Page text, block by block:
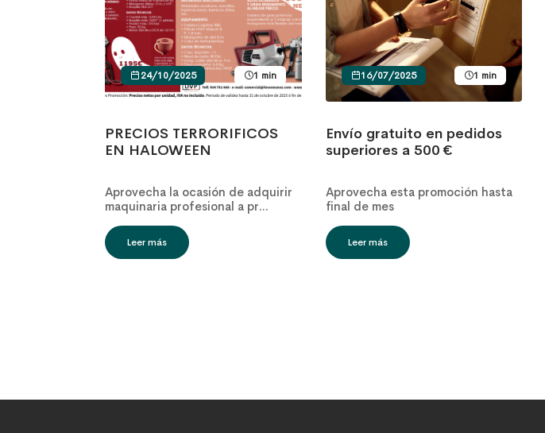
24/10/2025 1 min
PRECIOS TERRORIFICOS
EN HALOWEEN
Aprovecha la ocasión de adquirir
maquinaria profesional a pr...
Leer más
16/07/2025 1 min
Envío gratuito en pedidos
superiores a 500 €
Aprovecha esta promoción hasta
final de mes
Leer más